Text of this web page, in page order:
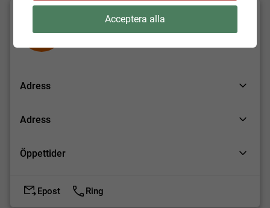
B Bygg och miljö
Adress
Adress
Öppettider
Epost Ring
Acceptera alla